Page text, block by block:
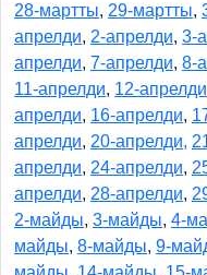
28-мартты, 29-мартты,
апрелди, 2-апрелди, 3-
апрелди, 7-апрелди, 8-
11-апрелди, 12-апрелди
апрелди, 16-апрелди,
апрелди, 20-апрелди,
апрелди, 24-апрелди,
апрелди, 28-апрелди,
2-майды, 3-майды, 4-
майды, 8-майды, 9-